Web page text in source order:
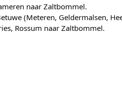
naar Zaltbommel.
(Meteren, Geldermalsen,
Rossum naar Zaltbommel.